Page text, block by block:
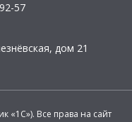
57
дом 21
«1С»). Все права на сайт